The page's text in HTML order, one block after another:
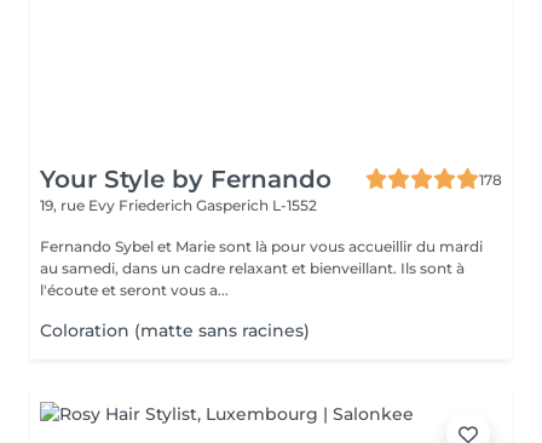
Your Style by Fernando
178
19, rue Evy Friederich Gasperich L-1552
Fernando Sybel et Marie sont là pour vous accueillir du mardi
au samedi, dans un cadre relaxant et bienveillant. Ils sont à
l'écoute et seront vous a...
Coloration (matte sans racines)